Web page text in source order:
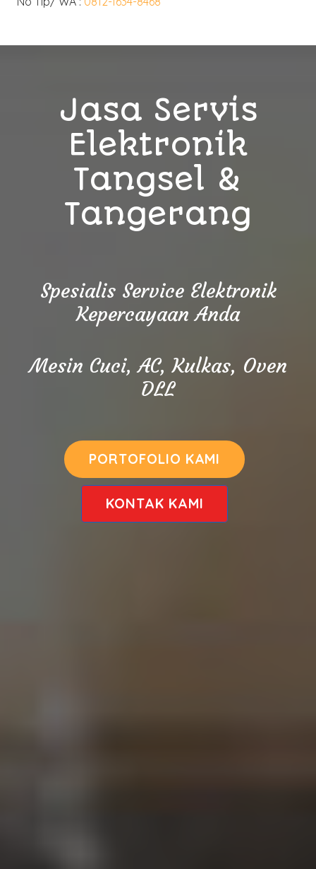
Jasa Servis
Elektronik
Tangsel &
Tangerang
Spesialis Service Elektronik
Kepercayaan Anda
Mesin Cuci, AC, Kulkas, Oven
DLL
PORTOFOLIO KAMI
KONTAK KAMI